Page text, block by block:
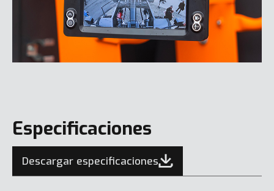
Especificaciones
Descargar especificaciones